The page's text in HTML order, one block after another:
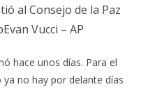
al Consejo de la Paz
Vucci – AP
hace unos días. Para el
no hay por delante días